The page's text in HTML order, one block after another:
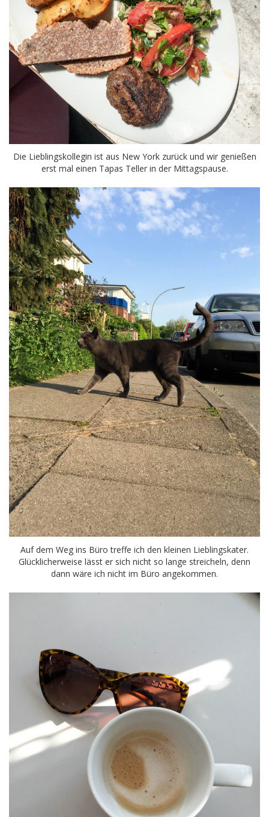
Die Lieblingskollegin ist aus New York zurück und wir genießen
erst mal einen Tapas Teller in der Mittagspause.
Auf dem Weg ins Büro treffe ich den kleinen Lieblingskater.
Glücklicherweise lässt er sich nicht so lange streicheln, denn
dann wäre ich nicht im Büro angekommen.